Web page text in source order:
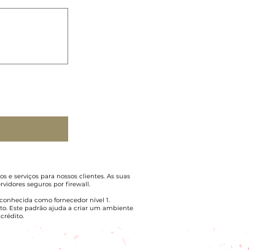
serviços para nossos clientes. As suas
seguros por firewall.
como fornecedor nível 1.
Este padrão ajuda a criar um ambiente